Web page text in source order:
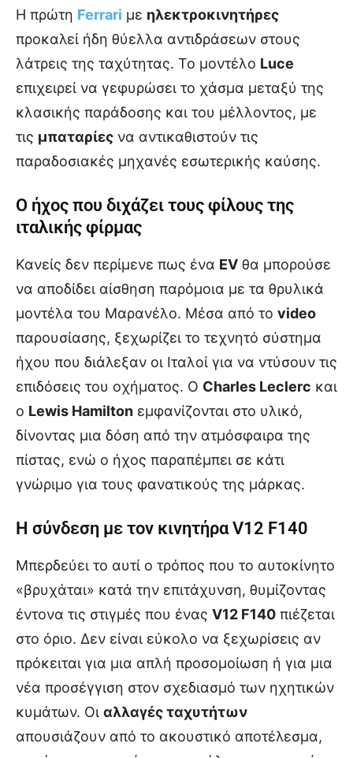
Η πρώτη Ferrari με ηλεκτροκινητήρες
προκαλεί ήδη θύελλα αντιδράσεων στους
λάτρεις της ταχύτητας. Το μοντέλο Luce
επιχειρεί να γεφυρώσει το χάσμα μεταξύ της
κλασικής παράδοσης και του μέλλοντος, με
τις μπαταρίες να αντικαθιστούν τις
παραδοσιακές μηχανές εσωτερικής καύσης.
Ο ήχος που διχάζει τους φίλους της
ιταλικής φίρμας
Κανείς δεν περίμενε πως ένα EV θα μπορούσε
να αποδίδει αίσθηση παρόμοια με τα θρυλικά
μοντέλα του Μαρανέλο. Μέσα από το video
παρουσίασης, ξεχωρίζει το τεχνητό σύστημα
ήχου που διάλεξαν οι Ιταλοί για να ντύσουν τις
επιδόσεις του οχήματος. Ο Charles Leclerc και
ο Lewis Hamilton εμφανίζονται στο υλικό,
δίνοντας μια δόση από την ατμόσφαιρα της
πίστας, ενώ ο ήχος παραπέμπει σε κάτι
γνώριμο για τους φανατικούς της μάρκας.
Η σύνδεση με τον κινητήρα V12 F140
Μπερδεύει το αυτί ο τρόπος που το αυτοκίνητο
«βρυχάται» κατά την επιτάχυνση, θυμίζοντας
έντονα τις στιγμές που ένας V12 F140 πιέζεται
στο όριο. Δεν είναι εύκολο να ξεχωρίσεις αν
πρόκειται για μια απλή προσομοίωση ή για μια
νέα προσέγγιση στον σχεδιασμό των ηχητικών
κυμάτων. Οι αλλαγές ταχυτήτων
απουσιάζουν από το ακουστικό αποτέλεσμα,